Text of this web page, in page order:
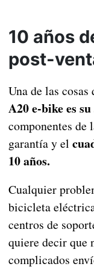
10 años
post-
Una de las cosas
A20 e-bike es
componentes de
garantía y el
10 años.
Cualquier
bicicleta
centros de
quiere decir que
complicados